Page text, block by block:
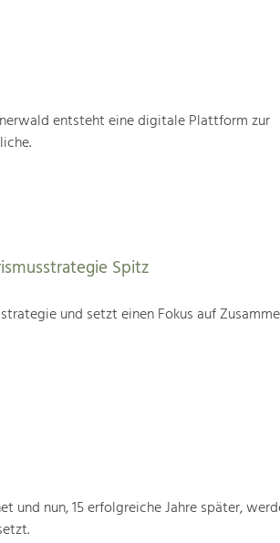
entsteht eine digitale Plattform zur
Spitz
und setzt einen Fokus auf
und nun, 15 erfolgreiche Jahre später,